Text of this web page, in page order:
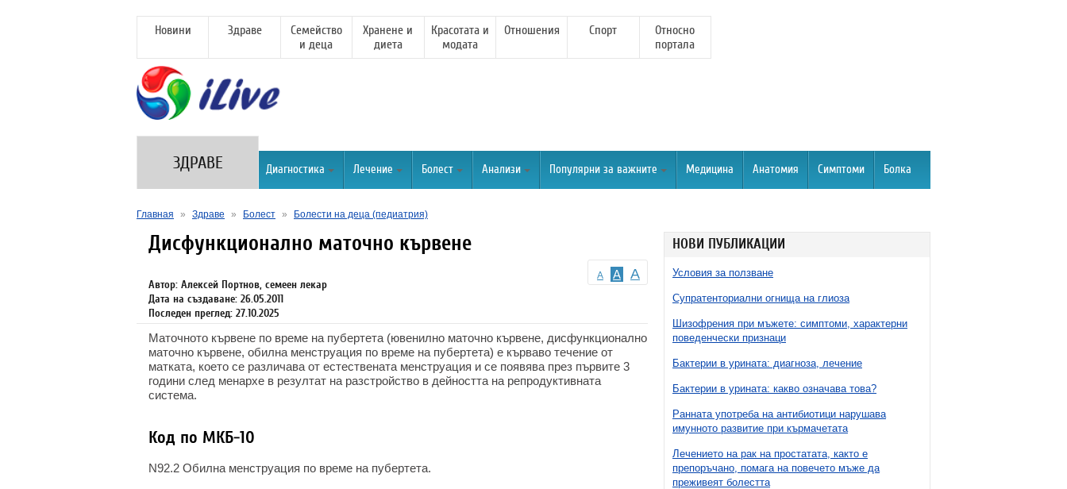
Новини Здраве
Семейство
и деца
Хранене и
диета
Красотата и
модата
Отношения Спорт
Относно
портала
ЗДРАВЕ Диагностика Лечение Болест Анализи Популярни за важните Медицина Анатомия Симптоми Болка
Главная » Здраве » Болест » Болести на деца (педиатрия)
НОВИ ПУБЛИКАЦИИ
Условия за ползване
Супратенториални огнища на глиоза
Шизофрения при мъжете: симптоми, характерни
поведенчески признаци
Бактерии в урината: диагноза, лечение
Бактерии в урината: какво означава това?
Ранната употреба на антибиотици нарушава
имунното развитие при кърмачетата
Лечението на рак на простатата, както е
препоръчано, помага на повечето мъже да
преживеят болестта
A A A
Дисфункционално маточно кървене
Автор: Алексей Портнов, семеен лекар
Дата на създаване: 26.05.2011
Последен преглед: 27.10.2025
Маточното кървене по време на пубертета (ювенилно маточно кървене, дисфункционално
маточно кървене, обилна менструация по време на пубертета) е кърваво течение от
матката, което се различава от естествената менструация и се появява през първите 3
години след менархе в резултат на разстройство в дейността на репродуктивната
система.
Код по МКБ-10
N92.2 Обилна менструация по време на пубертета.